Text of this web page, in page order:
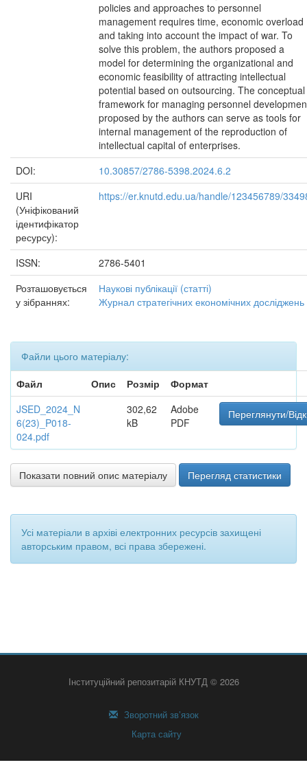
policies and approaches to personnel
management requires time, economic overload
and taking into account the impact of war. To
solve this problem, the authors proposed a
model for determining the organizational and
economic feasibility of attracting intellectual
potential based on outsourcing. The conceptual
framework for managing personnel
proposed by the authors can serve as tools for
internal management of the reproduction of
intellectual capital of enterprises.
DOI:
10.30857/2786-5398.2024.6.2
URI
(Уніфікований
ідентифікатор
ресурсу):
https://er.knutd.edu.ua/handle/123456789/
ISSN:
2786-5401
Розташовується
у зібраннях:
Наукові публікації (статті)
Журнал стратегічних економічних досліджень
Файли цього матеріалу:
Файл
Опис Розмір
Формат
JSED_2024_N
6(23)_P018-
024.pdf
302,62
kB
Adobe
PDF
Переглянути/
Показати повний опис матеріалу Перегляд статистики
Усі матеріали в архіві електронних ресурсів захищені
авторським правом, всі права збережені.
Інституційний репозитарій КНУТД © 2026
Зворотний зв’язок
Карта сайту